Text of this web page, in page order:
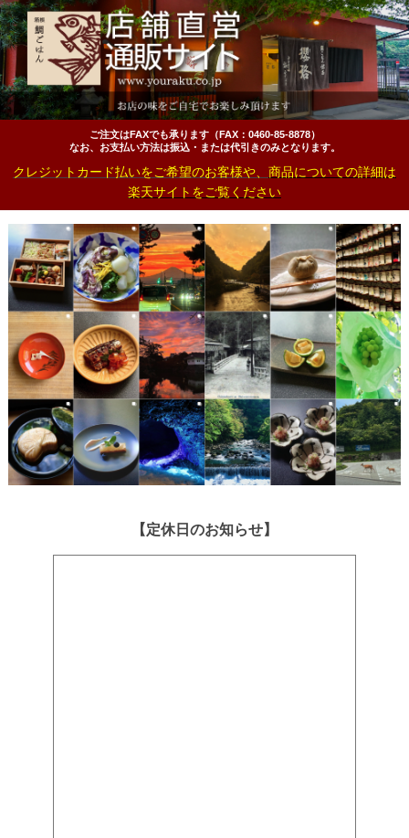
ご注文はFAXでも承ります（FAX：0460‐85‐8878）
なお、お支払い方法は振込・または代引きのみとなります。
クレジットカード払いをご希望のお客様や、 商品についての詳細は
楽天サイトをご覧ください
【定休日のお知らせ】